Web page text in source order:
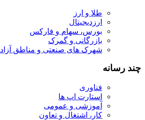
طلا و ارز
ارزدیجیتال
بورس، سهام و فارکس
بازرگانی و گمرک
شهرک های صنعتی و مناطق آزاد
چند رسانه
فناوری
استارت اپ ها
آموزشی و عمومی
کار، اشتغال و تعاون